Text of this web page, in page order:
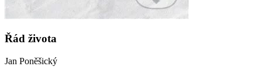
Řád života
Jan Poněšický